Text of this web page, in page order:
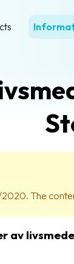
2020. The